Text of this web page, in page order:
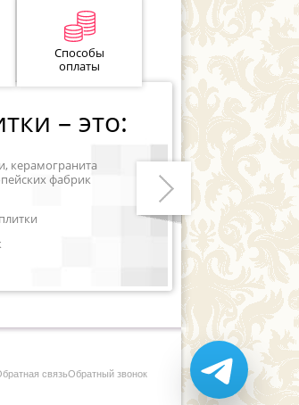
Способы
оплаты
– это:
керамогранита
фабрик
Следующий
связьОбратный звонок